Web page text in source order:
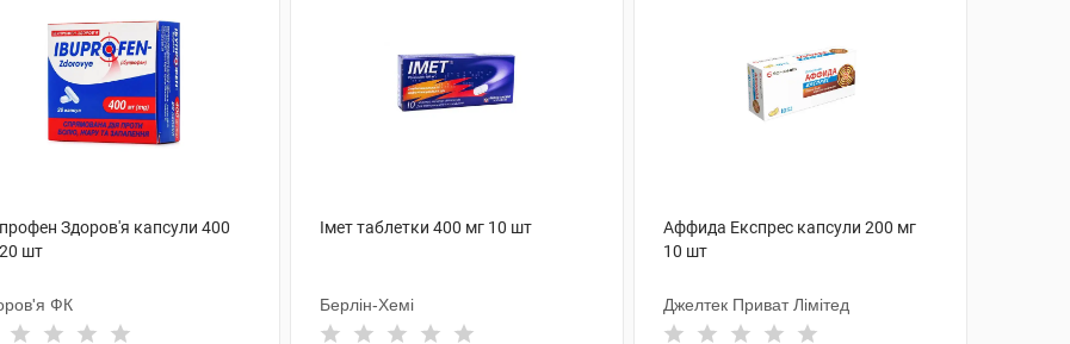
Здоров'я капсули 400
шт
ФК
Імет таблетки 400 мг 10 шт
Берлін-Хемі
Аффида Експрес капсули 200 мг
10 шт
Джелтек Приват Лімітед